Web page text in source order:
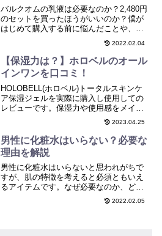
バルクオムの乳液は必要なのか？2,480円
のセットを買ったほうがいいのか？僕が
はじめて購入する前に悩んだことや、乳
液を購入しなかった理由をまとめまし
2022.02.04
【保湿力は？】ホロベルのオール
インワンを口コミ！
HOLOBELL(ホロベル)トータルスキンケ
ア保湿ジェルを実際に購入し使用しての
レビューです。保湿力や使用感をメイン
2023.04.25
男性に化粧水はいらない？必要な
理由を解説
男性に化粧水はいらないと思われがちで
すが、肌の特徴を考えると必須ともいえ
るアイテムです。なぜ必要なのか、どん
2022.02.05